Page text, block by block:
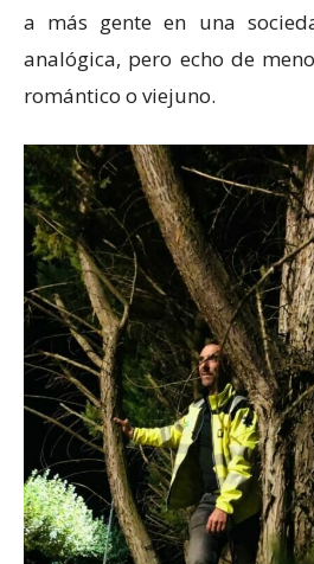
a más gente en una
analógica, pero echo de
romántico o viejuno.